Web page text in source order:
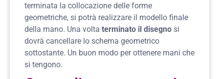
terminata la collocazione delle forme
geometriche, si potrà realizzare il modello finale
della mano. Una volta terminato il disegno si
dovrà cancellare lo schema geometrico
sottostante. Un buon modo per ottenere mani che
si tengono.